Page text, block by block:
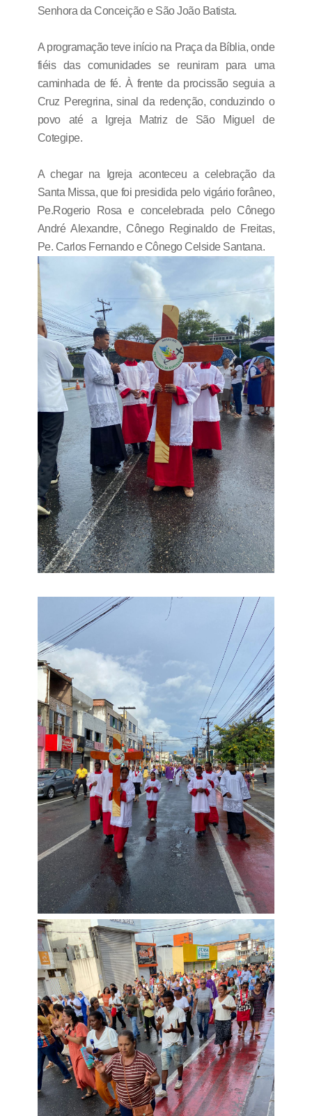
Senhora da Conceição e São João Batista.
A programação teve início na Praça da Bíblia, onde
fiéis das comunidades se reuniram para uma
caminhada de fé. À frente da procissão seguia a
Cruz Peregrina, sinal da redenção, conduzindo o
povo até a Igreja Matriz de São Miguel de
Cotegipe.
A chegar na Igreja aconteceu a celebração da
Santa Missa, que foi presidida pelo vigário forâneo,
Pe.Rogerio Rosa e concelebrada pelo Cônego
André Alexandre, Cônego Reginaldo de Freitas,
Pe. Carlos Fernando e Cônego Celside Santana.